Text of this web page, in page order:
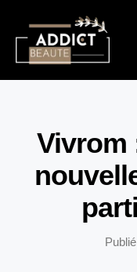
Vivrom